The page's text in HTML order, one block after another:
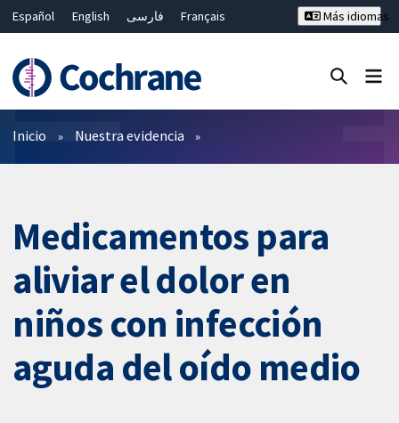
Español English فارسی
Français
Bahasa Malaysia
ไทย 繁體中文
Más idiomas
Filtros
Inicio Nuestra evidencia
Medicamentos para
aliviar el dolor en
niños con infección
aguda del oído medio